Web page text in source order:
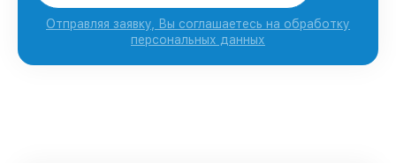
Отправляя заявку, Вы соглашаетесь на обработку
персональных данных